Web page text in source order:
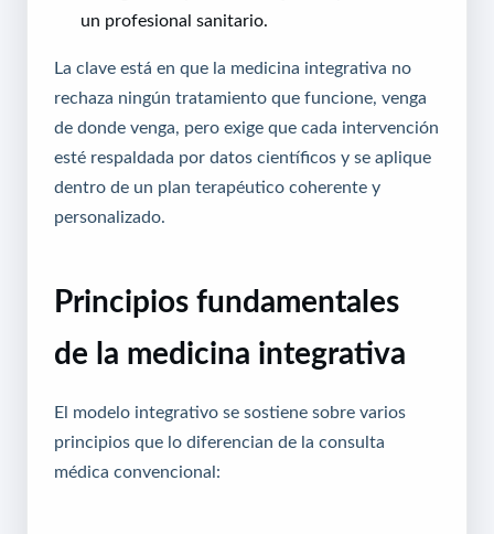
un profesional sanitario.
La clave está en que la medicina integrativa no
rechaza ningún tratamiento que funcione, venga
de donde venga, pero exige que cada intervención
esté respaldada por datos científicos y se aplique
dentro de un plan terapéutico coherente y
personalizado.
Principios fundamentales
de la medicina integrativa
El modelo integrativo se sostiene sobre varios
principios que lo diferencian de la consulta
médica convencional: